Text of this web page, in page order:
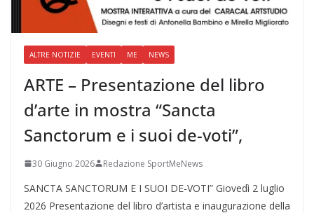
ALTRE NOTIZIE EVENTI ME NEWS
ARTE – Presentazione del libro
d’arte in mostra “Sancta
Sanctorum e i suoi de-voti”,
30 Giugno 2026 Redazione SportMeNews
SANCTA SANCTORUM E I SUOI DE-VOTI” Giovedì 2 luglio
2026 Presentazione del libro d’artista e inaugurazione della